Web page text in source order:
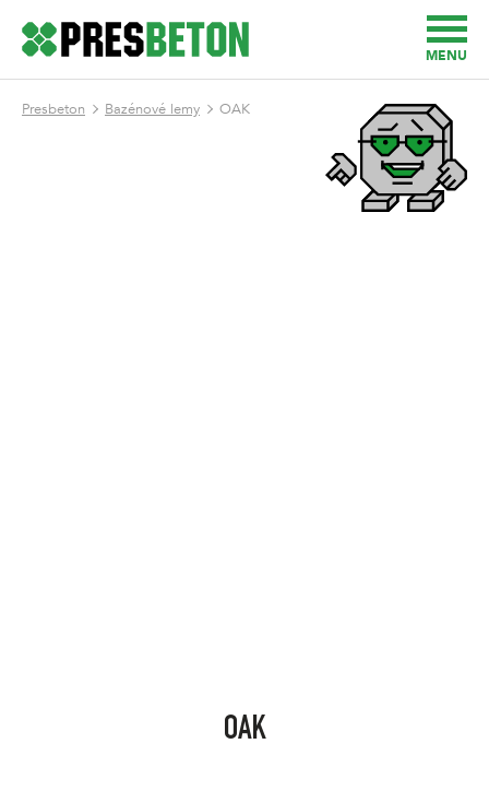
MENU
Presbeton Bazénové lemy OAK
OAK